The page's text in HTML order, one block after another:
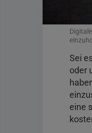
Sei
oder
eine